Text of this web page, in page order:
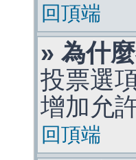
回頂端
» 為什
投票選
增加允
回頂端